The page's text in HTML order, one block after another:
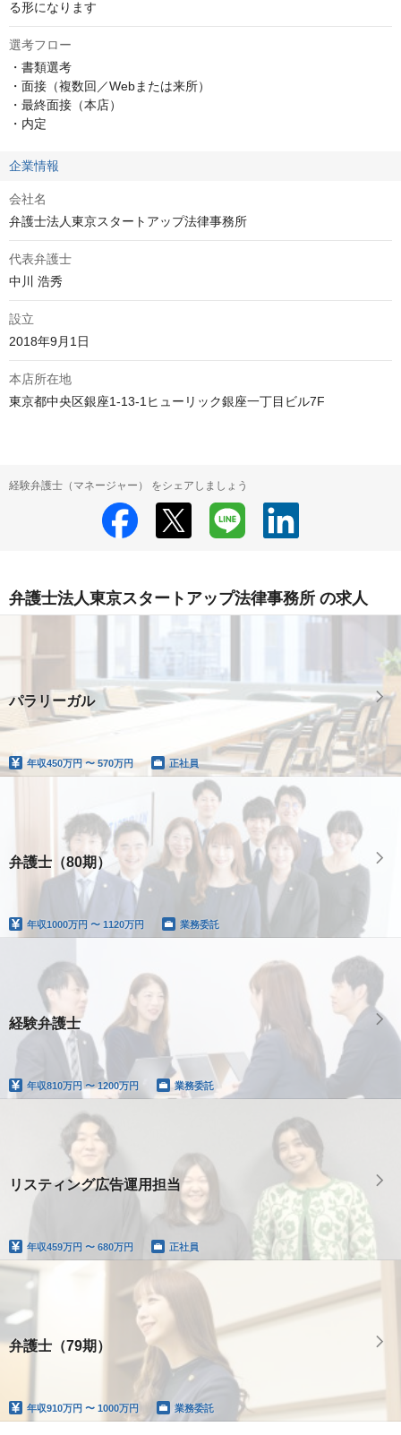
る形になります
選考フロー
・書類選考
・面接（複数回／Webまたは来所）
・最終面接（本店）
・内定
企業情報
会社名
弁護士法人東京スタートアップ法律事務所
代表弁護士
中川 浩秀
設立
2018年9月1日
本店所在地
東京都中央区銀座1-13-1ヒューリック銀座一丁目ビル7F
経験弁護士（マネージャー） をシェアしましょう
弁護士法人東京スタートアップ法律事務所 の求人
パラリーガル
年収450万円 〜 570万円 正社員
弁護士（80期）
年収1000万円 〜 1120万円 業務委託
経験弁護士
年収810万円 〜 1200万円 業務委託
リスティング広告運用担当
年収459万円 〜 680万円 正社員
弁護士（79期）
年収910万円 〜 1000万円 業務委託